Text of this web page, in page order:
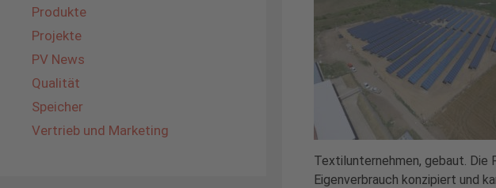
Textilunternehmen, gebaut. Die
Eigenverbrauch konzipiert und
Produkte
Projekte
PV News
Qualität
Speicher
Vertrieb und Marketing